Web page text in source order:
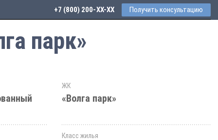
+7 (800) 200-33-52 Получить консультацию
парк»
ЖК
«Волга парк»
Класс жилья